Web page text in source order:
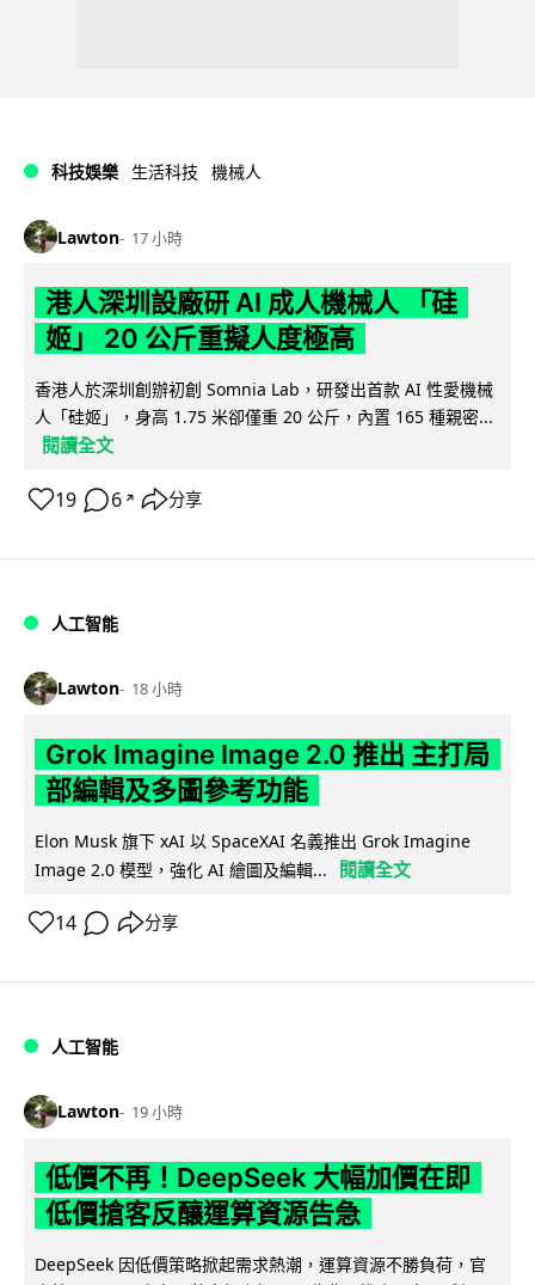
科技娛樂 生活科技 機械人
Lawton 17 小時
港人深圳設廠研 AI 成人機械人 「硅
姬」 20 公斤重擬人度極高
香港人於深圳創辦初創 Somnia Lab，研發出首款 AI 性愛機械
人「硅姬」，身高 1.75 米卻僅重 20 公斤，內置 165 種親密...
閱讀全文
19 6 ↗ 分享
人工智能
Lawton 18 小時
Grok Imagine Image 2.0 推出 主打局
部編輯及多圖參考功能
Elon Musk 旗下 xAI 以 SpaceXAI 名義推出 Grok Imagine
Image 2.0 模型，強化 AI 繪圖及編輯...
閱讀全文
14 分享
人工智能
Lawton 19 小時
低價不再！DeepSeek 大幅加價在即
低價搶客反釀運算資源告急
DeepSeek 因低價策略掀起需求熱潮，運算資源不勝負荷，官